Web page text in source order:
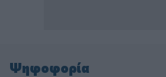
Ψηφοφορία